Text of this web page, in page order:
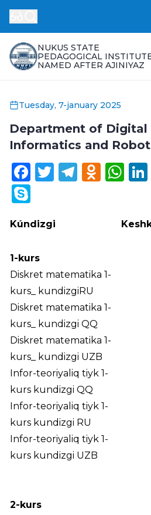
NUKUS STATE
PEDAGOGICAL
NAMED AFTER AJINIYAZ
Tuesday, 7-january 2025
Department of Digital
Informatics and
Facebook
Twitter
Kúndizgi
1-kurs
Diskret matematika 1-
kurs_ kundizgiRU
Diskret matematika 1-
kurs_ kundizgi QQ
Diskret matematika 1-
kurs_ kundizgi UZB
Infor-teoriyaliq tiyk 1-
kurs kundizgi QQ
Infor-teoriyaliq tiyk 1-
kurs kundizgi RU
Infor-teoriyaliq tiyk 1-
kurs kundizgi UZB
2-kurs